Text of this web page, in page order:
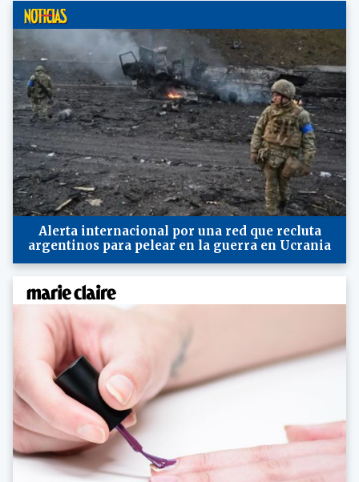
Alerta internacional por una red que recluta
argentinos para pelear en la guerra en Ucrania